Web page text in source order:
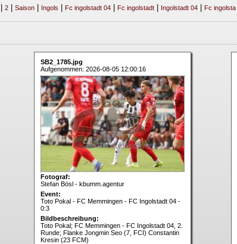
2| Saison| Ingols Fc ingolstadt 04| Fc ingolstadt| Ingolstadt 04| Fc ingolsta
SB2_1785.jpg
Aufgenommen: 2026-08-05 12:00:16
Fotograf:
Stefan Bösl - kbumm.agentur
Event:
Toto Pokal - FC Memmingen - FC Ingolstadt 04 -
0:3
Bildbeschreibung:
Toto Pokal; FC Memmingen - FC Ingolstadt 04, 2.
Runde; Flanke Jongmin Seo (7, FCI) Constantin
Kresin (23 FCM)